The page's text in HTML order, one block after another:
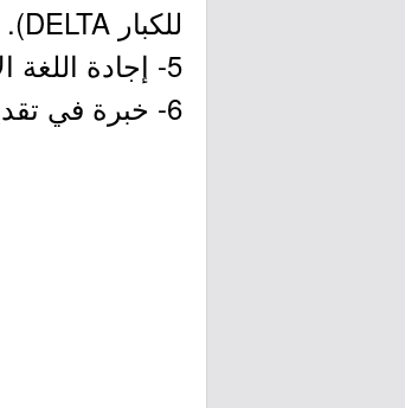
للكبار DELTA).
5- إجادة اللغة الإنجليزية (درجة لا تقل عن 6.5 في اختبار IELTS تم الحصول عليها خلال آخر سنتين).
6- خبرة في تقديم دورات التحضير والاستعداد لاختبار (IELTS).